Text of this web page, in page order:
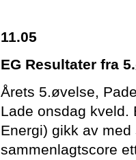
11.05
EG Resultater fra
Årets 5.øvelse,
Lade onsdag kveld.
Energi) gikk av
sammenlagtscore